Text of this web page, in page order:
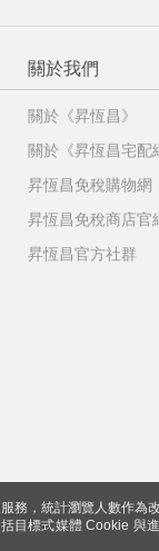
務，統計瀏覽人數作為
目標式媒體 Cookie 與
關於我們
關於《昇恆昌》
關於《昇恆昌宅配
昇恆昌免稅購物網
昇恆昌免稅商店官
昇恆昌官方社群